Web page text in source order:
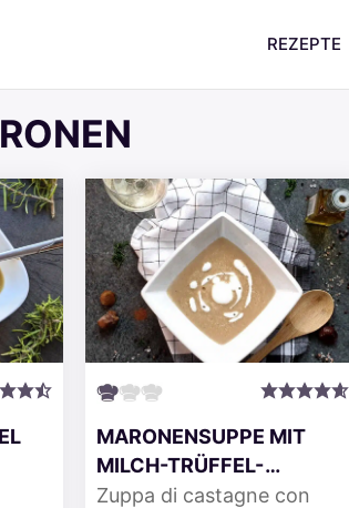
REZEPTE
MARONENSUPPE MIT
MILCH-TRÜFFEL-
SCHAUM
Zuppa di castagne con